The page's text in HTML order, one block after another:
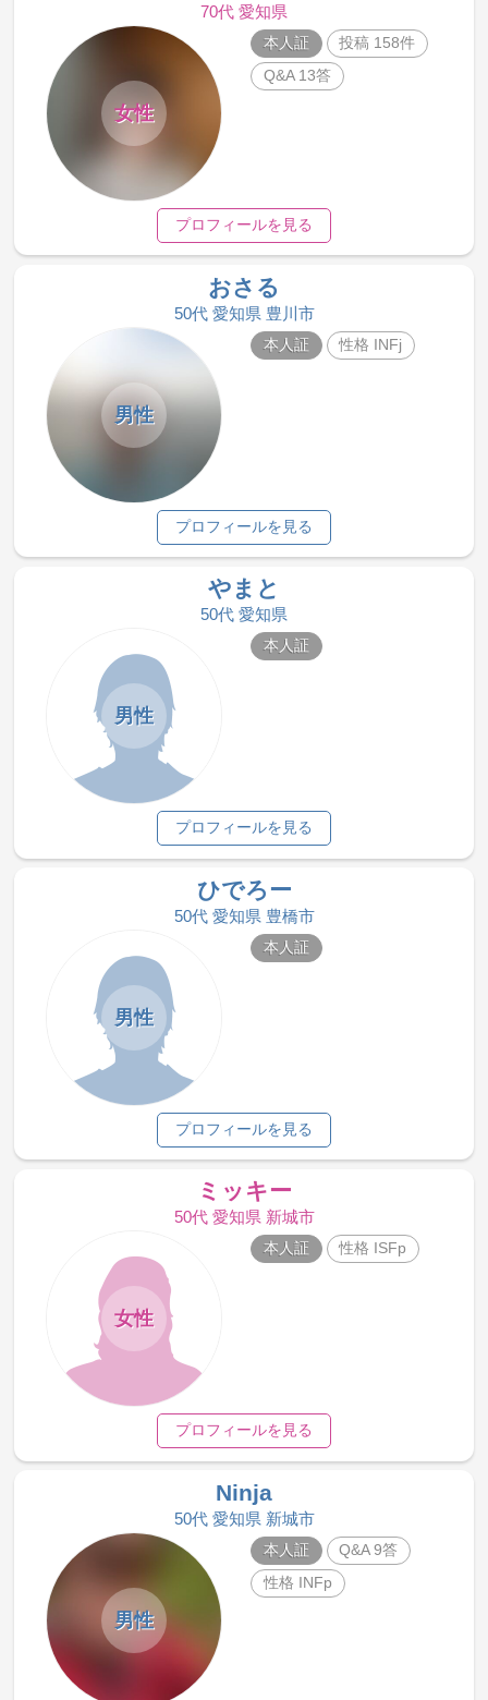
70代 愛知県
女性
本人証
投稿 158件
Q&A 13答
プロフィールを見る
おさる
50代 愛知県 豊川市
男性
本人証 性格 INFj
プロフィールを見る
やまと
50代 愛知県
男性
本人証
プロフィールを見る
ひでろー
50代 愛知県 豊橋市
男性
本人証
プロフィールを見る
ミッキー
50代 愛知県 新城市
女性
本人証 性格 ISFp
プロフィールを見る
Ninja
50代 愛知県 新城市
男性
本人証
Q&A 9答
性格 INFp